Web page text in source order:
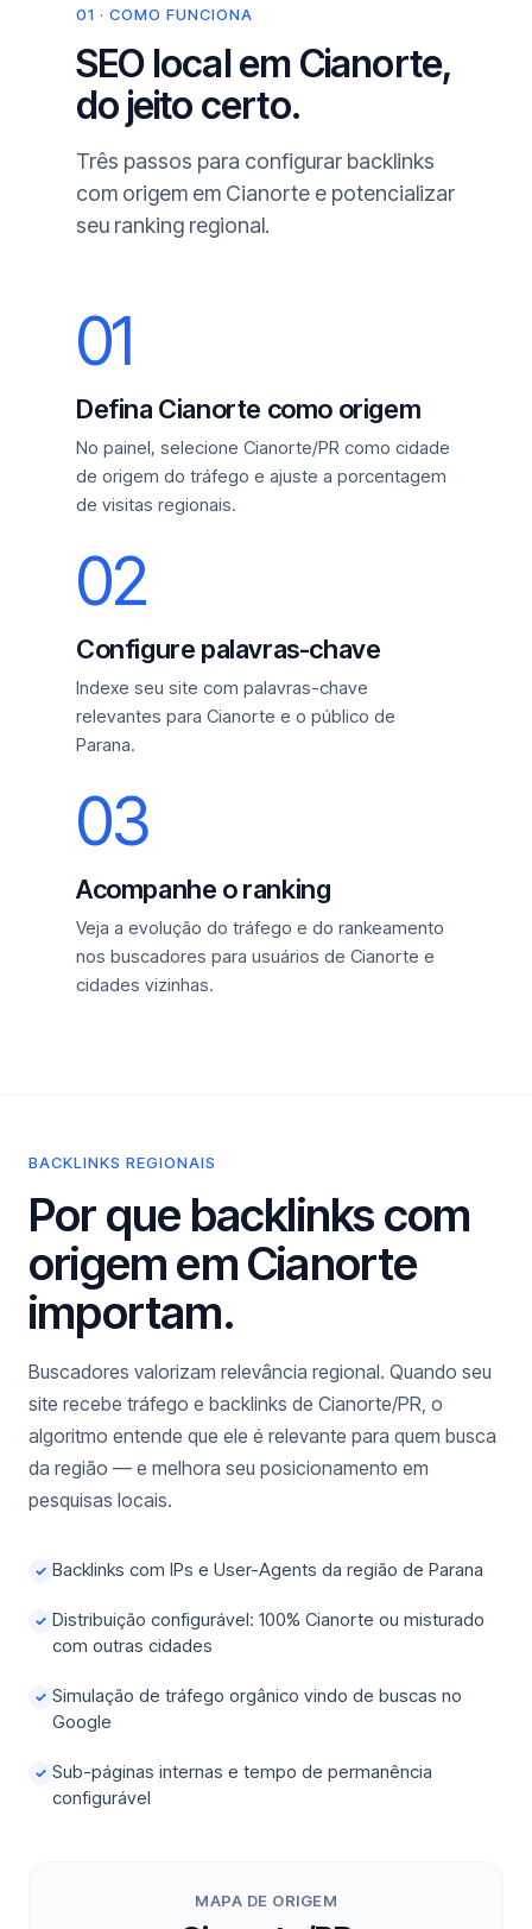
01 · COMO FUNCIONA
SEO local em Cianorte,
do jeito certo.
Três passos para configurar backlinks
com origem em Cianorte e potencializar
seu ranking regional.
01
Defina Cianorte como origem
No painel, selecione Cianorte/PR como cidade
de origem do tráfego e ajuste a porcentagem
de visitas regionais.
02
Configure palavras-chave
Indexe seu site com palavras-chave
relevantes para Cianorte e o público de
Parana.
03
Acompanhe o ranking
Veja a evolução do tráfego e do rankeamento
nos buscadores para usuários de Cianorte e
cidades vizinhas.
BACKLINKS REGIONAIS
Por que backlinks com
origem em Cianorte
importam.
Buscadores valorizam relevância regional. Quando seu
site recebe tráfego e backlinks de Cianorte/PR, o
algoritmo entende que ele é relevante para quem busca
da região — e melhora seu posicionamento em
pesquisas locais.
✓ Backlinks com IPs e User-Agents da região de Parana
✓ Distribuição configurável: 100% Cianorte ou misturado
com outras cidades
✓ Simulação de tráfego orgânico vindo de buscas no
Google
✓ Sub-páginas internas e tempo de permanência
configurável
MAPA DE ORIGEM